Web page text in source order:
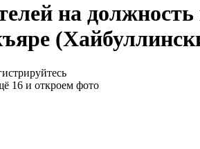
на
16 и откроем фото